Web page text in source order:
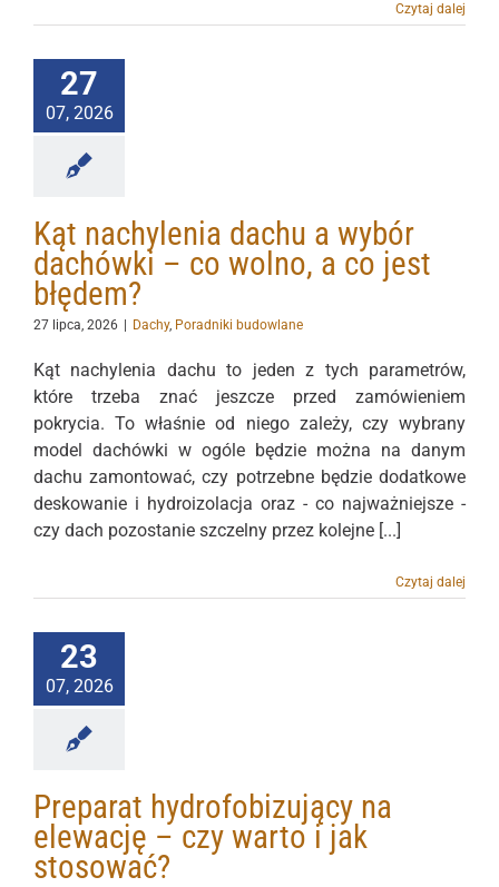
Czytaj dalej
27
07, 2026
Kąt nachylenia dachu a wybór
dachówki – co wolno, a co jest
błędem?
27 lipca, 2026 Dachy, Poradniki budowlane
Kąt nachylenia dachu to jeden z tych parametrów,
które trzeba znać jeszcze przed zamówieniem
pokrycia. To właśnie od niego zależy, czy wybrany
model dachówki w ogóle będzie można na danym
dachu zamontować, czy potrzebne będzie dodatkowe
deskowanie i hydroizolacja oraz - co najważniejsze -
czy dach pozostanie szczelny przez kolejne [...]
Czytaj dalej
23
07, 2026
Preparat hydrofobizujący na
elewację – czy warto i jak
stosować?